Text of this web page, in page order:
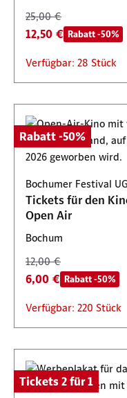
25,00 €
12,50 € Rabatt -50%
Verfügbar: 28 Stück
Rabatt -50%
Bochumer Festival UG
Tickets für den
Open Air
Bochum
12,00 €
6,00 € Rabatt -50%
Verfügbar: 220 Stück
Tickets 2 für 1